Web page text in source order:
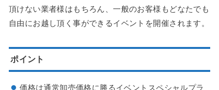
頂けない業者様はもちろん、一般のお客様もどなたでも
自由にお越し頂く事ができるイベントを開催されます。
ポイント
価格は通常卸売価格に勝るイベントスペシャルプラ